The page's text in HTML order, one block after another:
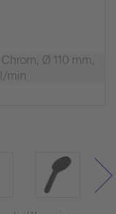
Ø 110 mm,
min